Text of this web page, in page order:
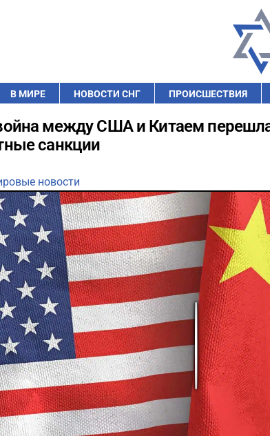
В МИРЕ НОВОСТИ СНГ ПРОИСШЕСТВИЯ
между США и Китаем
санкции
новости
Play